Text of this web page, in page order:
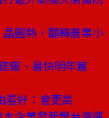
圓熱，翻轉農業小
廠、最快明年獲
看好：會更高